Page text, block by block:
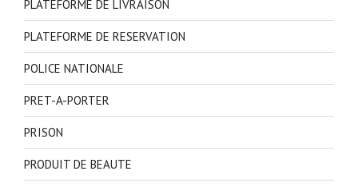
PLATEFORME DE LIVRAISON
PLATEFORME DE RESERVATION
POLICE NATIONALE
PRET-A-PORTER
PRISON
PRODUIT DE BEAUTE